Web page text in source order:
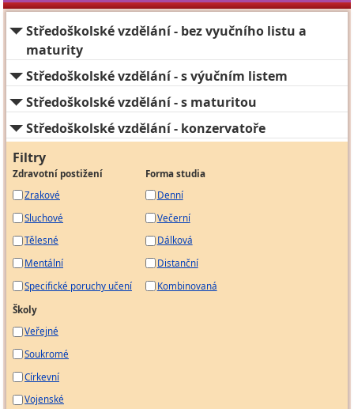
Středoškolské vzdělání - bez vyučního listu a
maturity
Středoškolské vzdělání - s výučním listem
Středoškolské vzdělání - s maturitou
Středoškolské vzdělání - konzervatoře
Filtry
Zdravotní postižení
Zrakové
Sluchové
Tělesné
Mentální
Specifické poruchy učení
Forma studia
Denní
Večerní
Dálková
Distanční
Kombinovaná
Školy
Veřejné
Soukromé
Církevní
Vojenské